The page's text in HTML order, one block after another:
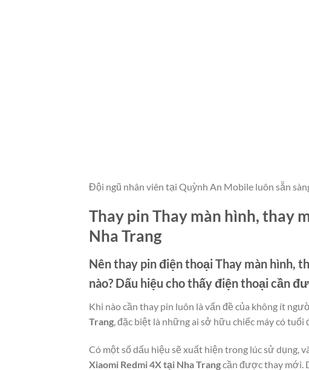
Đội ngũ nhân viên tại Quỳnh An Mobile luôn sẵn
Thay pin Thay màn hình, thay
Nha Trang
Nên thay pin điện thoạiThay màn hình,
nào? Dấu hiệu cho thấy điện thoại cần
Khi nào cần thay pin luôn là vấn đề của không ít
Trang, đặc biệt là những ai sở hữu chiếc máy có tuổi
Có một số dấu hiệu sẽ xuất hiện trong lúc sử dụng,
Xiaomi Redmi 4X tại Nha Trangcần được thay mới.